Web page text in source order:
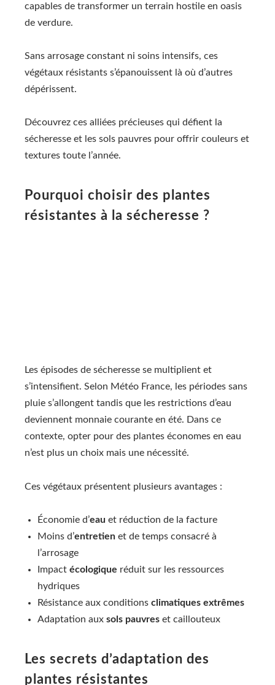
capables de transformer un terrain hostile en oasis
de verdure.
Sans arrosage constant ni soins intensifs, ces
végétaux résistants s’épanouissent là où d’autres
dépérissent.
Découvrez ces alliées précieuses qui défient la
sécheresse et les sols pauvres pour offrir couleurs et
textures toute l’année.
Pourquoi choisir des plantes
résistantes à la sécheresse ?
Les épisodes de sécheresse se multiplient et
s’intensifient. Selon Météo France, les périodes sans
pluie s’allongent tandis que les restrictions d’eau
deviennent monnaie courante en été. Dans ce
contexte, opter pour des plantes économes en eau
n’est plus un choix mais une nécessité.
Ces végétaux présentent plusieurs avantages :
Économie d’eau et réduction de la facture
Moins d’entretien et de temps consacré à
l’arrosage
Impact écologique réduit sur les ressources
hydriques
Résistance aux conditions climatiques extrêmes
Adaptation aux sols pauvres et caillouteux
Les secrets d’adaptation des
plantes résistantes